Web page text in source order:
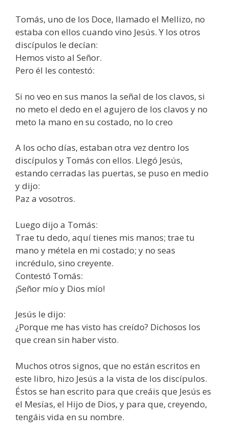
Tomás, uno de los Doce, llamado el Mellizo, no
estaba con ellos cuando vino Jesús. Y los otros
discípulos le decían:
Hemos visto al Señor.
Pero él les contestó:
Si no veo en sus manos la señal de los clavos, si
no meto el dedo en el agujero de los clavos y no
meto la mano en su costado, no lo creo
A los ocho días, estaban otra vez dentro los
discípulos y Tomás con ellos. Llegó Jesús,
estando cerradas las puertas, se puso en medio
y dijo:
Paz a vosotros.
Luego dijo a Tomás:
Trae tu dedo, aquí tienes mis manos; trae tu
mano y métela en mi costado; y no seas
incrédulo, sino creyente.
Contestó Tomás:
¡Señor mío y Dios mío!
Jesús le dijo:
¿Porque me has visto has creído? Dichosos los
que crean sin haber visto.
Muchos otros signos, que no están escritos en
este libro, hizo Jesús a la vista de los discípulos.
Éstos se han escrito para que creáis que Jesús es
el Mesías, el Hijo de Dios, y para que, creyendo,
tengáis vida en su nombre.